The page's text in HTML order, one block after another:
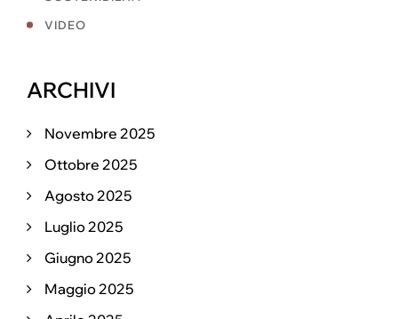
VIDEO
ARCHIVI
Novembre 2025
Ottobre 2025
Agosto 2025
Luglio 2025
Giugno 2025
Maggio 2025